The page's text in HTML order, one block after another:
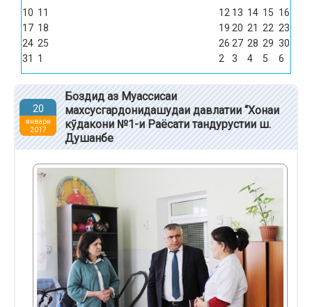
10 11 12 13 14 15 16
17 18 19 20 21 22 23
24 25 26 27 28 29 30
31
1 2 3 4 5 6
20
январи
2017
Боздид аз Муассисаи
махсусгардонидашудаи давлатии “Хонаи
кӯдакони №1-и Раёсати тандурустии ш.
Душанбе